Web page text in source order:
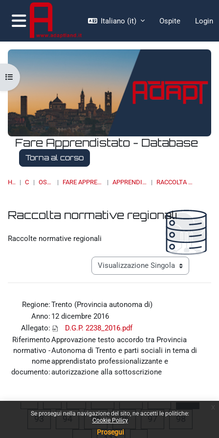
Vai al contenuto principale
Se prosegui nella navigazione del sito, ne accetti le politiche:
Cookie Policy
Prosegui
Pannello laterale
Italiano ‎(it)‎ Ospite Login
Fare Apprendistato - Database
Torna al corso
HOME CORSI OSSERVATORI FARE APPRENDISTATO - DATABASE APPRENDISTATO DI II LIVELLO RACCOLTA NORMATIVE REGIONALI
Apri indice del corso
Raccolta normative regionali
Raccolte normative regionali
Navigazione terziaria modalità
Regione:Trento (Provincia autonoma di)
Anno: 12 dicembre 2016
Allegato:
D.G.P. 2238_2016.pdf
Riferimento
normativo -
nome
documento:
Approvazione testo accordo tra Provincia
Autonoma di Trento e parti sociali in tema di
apprendistato professionalizzante e
autorizzazione alla sottoscrizione
« 1 … 89 90 91 92
93Pagina 93
94Pagina 94
95Pagina 95
96Pagina 96
97Pagina 97
98Pagina